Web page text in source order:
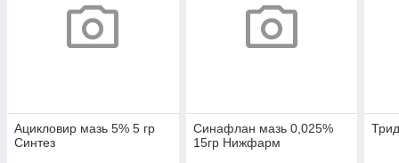
Ацикловир мазь 5% 5 гр
Синтез
Синафлан мазь 0,025%
15гр Нижфарм